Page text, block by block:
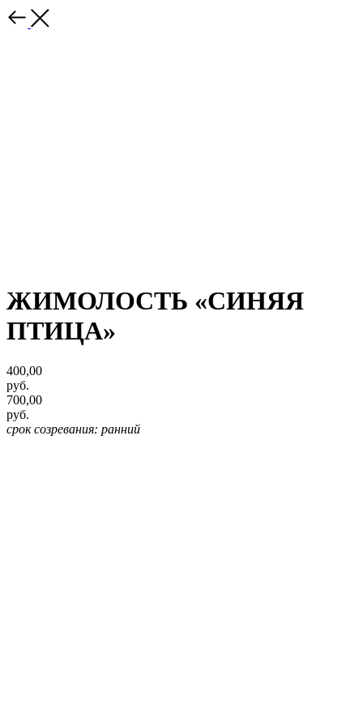
ЖИМОЛОСТЬ «СИНЯЯ
ПТИЦА»
400,00
руб.
700,00
руб.
срок созревания: ранний